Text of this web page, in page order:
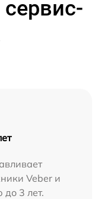
Veber и
до 3 лет.